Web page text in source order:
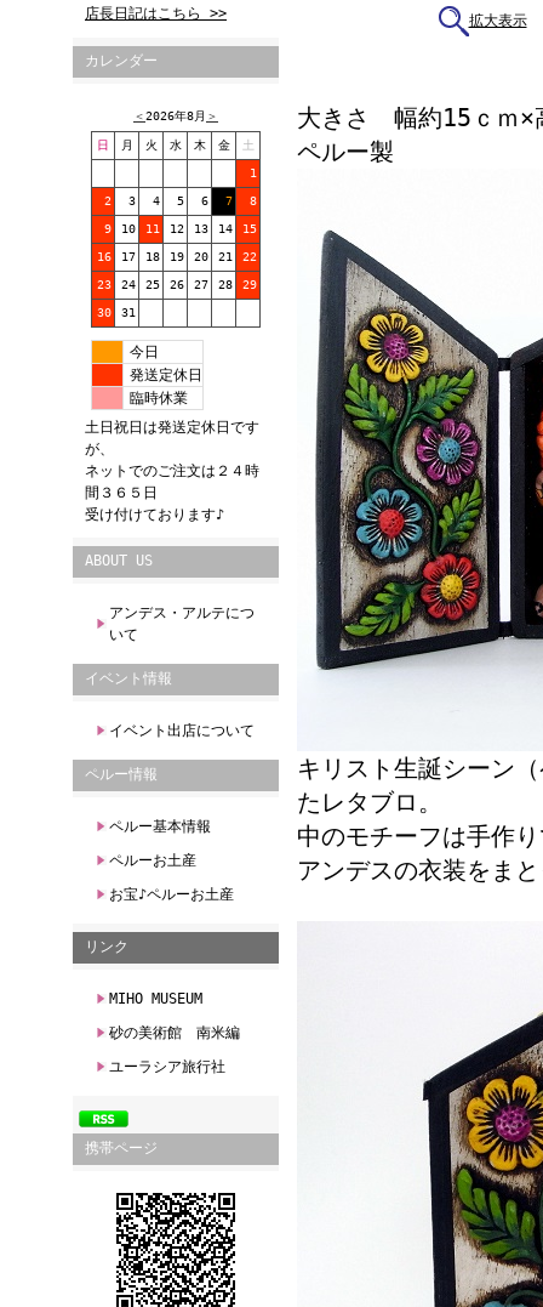
店長日記はこちら >>
カレンダー
＜2026年8月 ＞
日 月 火 水 木 金 土
1
2 3 4 5 6 7 8
9 10 11 12 13 14 15
16 17 18 19 20 21 22
23 24 25 26 27 28 29
30 31
今日
発送定休日
臨時休業
土日祝日は発送定休日です
が、
ネットでのご注文は２４時
間３６５日
受け付けております♪
ABOUT US
アンデス・アルテにつ
いて
イベント情報
イベント出店について
ペルー情報
ペルー基本情報
ペルーお土産
お宝♪ペルーお土産
リンク
MIHO MUSEUM
砂の美術館 南米編
ユーラシア旅行社
携帯ページ
拡大表示
大きさ 幅約15ｃｍ×
ペルー製
キリスト生誕シーン
たレタブロ。
中のモチーフは手作
アンデスの衣装をま